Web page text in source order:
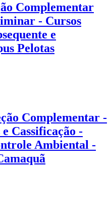
Complementar
- Cursos
e
Pelotas
Complementar -
Cassificação -
Ambiental -